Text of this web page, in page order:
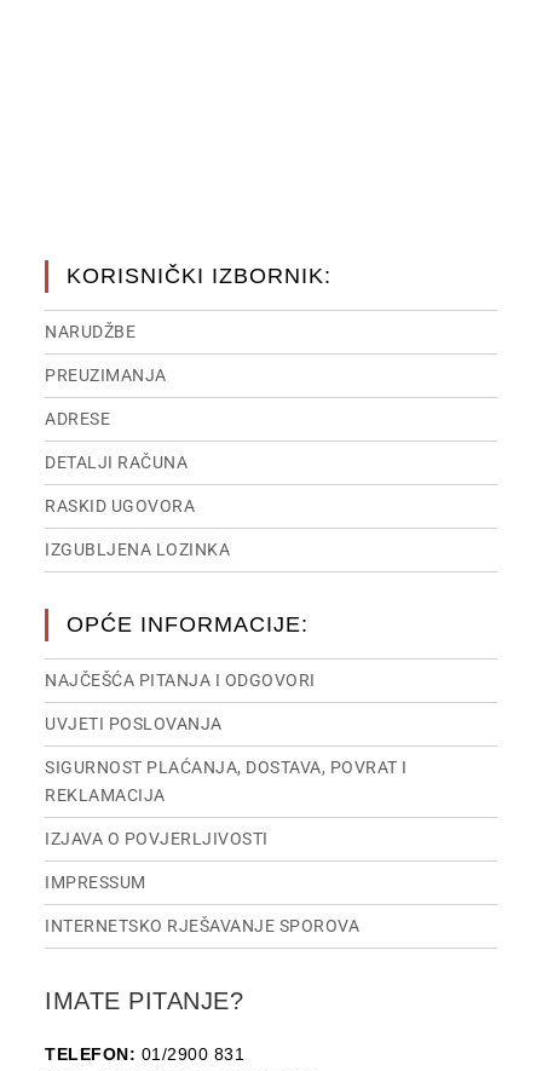
KORISNIČKI IZBORNIK:
NARUDŽBE
PREUZIMANJA
ADRESE
DETALJI RAČUNA
RASKID UGOVORA
IZGUBLJENA LOZINKA
OPĆE INFORMACIJE:
NAJČEŠĆA PITANJA I ODGOVORI
UVJETI POSLOVANJA
SIGURNOST PLAĆANJA, DOSTAVA, POVRAT I
REKLAMACIJA
IZJAVA O POVJERLJIVOSTI
IMPRESSUM
INTERNETSKO RJEŠAVANJE SPOROVA
IMATE PITANJE?
TELEFON: 01/2900 831